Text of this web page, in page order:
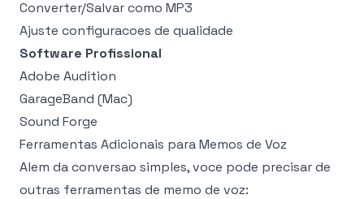
Converter/Salvar como MP3
Ajuste configuracoes de qualidade
Software Profissional
Adobe Audition
GarageBand (Mac)
Sound Forge
Ferramentas Adicionais para Memos de Voz
Alem da conversao simples, voce pode precisar de
outras ferramentas de memo de voz: